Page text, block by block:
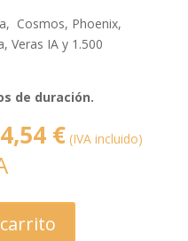
Cosmos, Phoenix,
Veras IA y 1.500
de duración.
€.
€El
precio
es:
(IVA incluido)